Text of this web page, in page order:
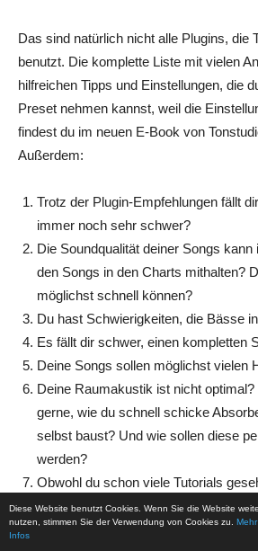
Diese Website benutzt Cookies. Wenn Sie die Website
nutzen, stimmen Sie der Verwendung von Cookies zu. Mehr
Infos
Das sind natürlich nicht alle Plugins, die
benutzt. Die komplette Liste mit vielen
hilfreichen Tipps und Einstellungen, die
Preset nehmen kannst, weil die
findest du im neuen E-Book von
Außerdem:
Trotz der Plugin-Empfehlungen fällt
immer noch sehr schwer?
Die Soundqualität deiner Songs
den Songs in den Charts mithalten?
möglichst schnell können?
Du hast Schwierigkeiten, die Bässe
Es fällt dir schwer, einen kompletten
Deine Songs sollen möglichst vielen
Deine Raumakustik ist nicht
gerne, wie du schnell schicke
selbst baust? Und wie sollen diese
werden?
Obwohl du schon viele Tutorials
vor allem die Artikel auf Tonstudio-
weitergeholfen?